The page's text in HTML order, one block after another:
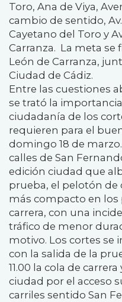
Toro, Ana de Viya,
cambio de sentido,
Cayetano del Toro y
Carranza. La meta se
León de Carranza,
Ciudad de Cádiz.
Entre las cuestiones
se trató la
ciudadanía de los
requieren para el
domingo 18 de
calles de San
edición ciudad que
prueba, el pelotón de
más compacto en
carrera, con una
tráfico de menor
motivo. Los cortes se
con la salida de la
11.00 la cola de
ciudad por el acceso
carriles sentido San